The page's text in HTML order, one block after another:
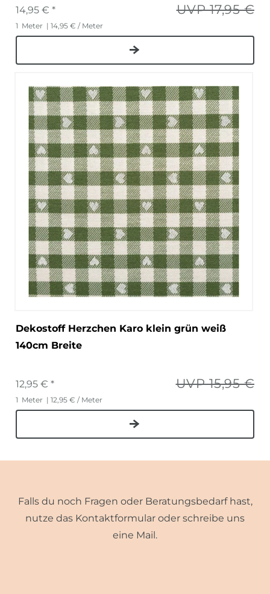
UVP 17,95 €
14,95 € *
1 Meter | 14,95 € / Meter
Dekostoff Herzchen Karo klein grün weiß
140cm Breite
UVP 15,95 €
12,95 € *
1 Meter | 12,95 € / Meter
Falls du noch Fragen oder Beratungsbedarf hast,
nutze das Kontaktformular oder schreibe uns
eine Mail.